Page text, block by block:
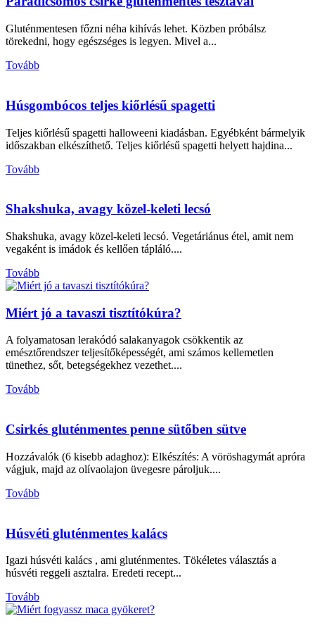
Gluténmentesen főzni néha kihívás lehet. Közben próbálsz
törekedni, hogy egészséges is legyen. Mivel a...
Tovább
Húsgombócos teljes kiőrlésű spagetti
Teljes kiőrlésű spagetti halloweeni kiadásban. Egyébként bármelyik
időszakban elkészíthető. Teljes kiőrlésű spagetti helyett hajdina...
Tovább
Shakshuka, avagy közel-keleti lecsó
Shakshuka, avagy közel-keleti lecsó. Vegetáriánus étel, amit nem
vegaként is imádok és kellően tápláló....
Tovább
Miért jó a tavaszi tisztítókúra?
A folyamatosan lerakódó salakanyagok csökkentik az
emésztőrendszer teljesítőképességét, ami számos kellemetlen
tünethez, sőt, betegségekhez vezethet....
Tovább
Csirkés gluténmentes penne sütőben sütve
Hozzávalók (6 kisebb adaghoz): Elkészítés: A vöröshagymát apróra
vágjuk, majd az olívaolajon üvegesre pároljuk....
Tovább
Húsvéti gluténmentes kalács
Igazi húsvéti kalács , ami gluténmentes. Tökéletes választás a
húsvéti reggeli asztalra. Eredeti recept...
Tovább